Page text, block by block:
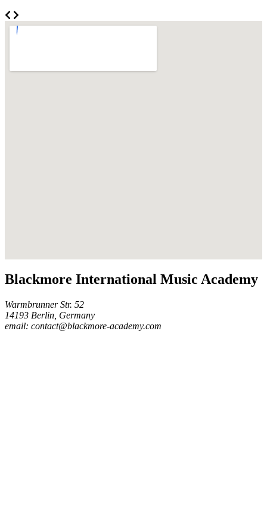
Blackmore International Music Academy
Warmbrunner Str. 52
14193 Berlin, Germany
email: contact@blackmore-academy.com